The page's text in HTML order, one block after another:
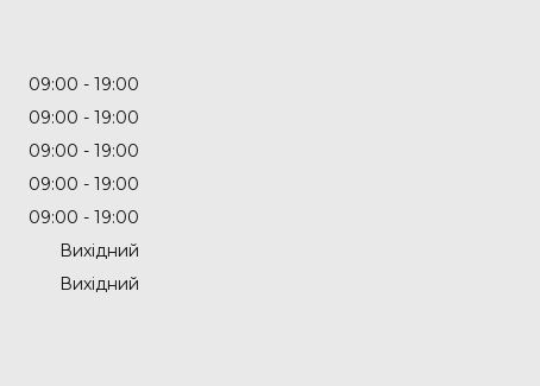
09:00
19:00
09:00
19:00
09:00
19:00
09:00
19:00
09:00
19:00
Вихідний
Вихідний